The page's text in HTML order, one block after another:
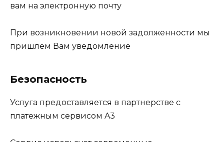
вам на электронную почту
При возникновении новой задолженности мы
пришлем Вам уведомление
Безопасность
Услуга предоставляется в партнерстве с
платежным сервисом A3